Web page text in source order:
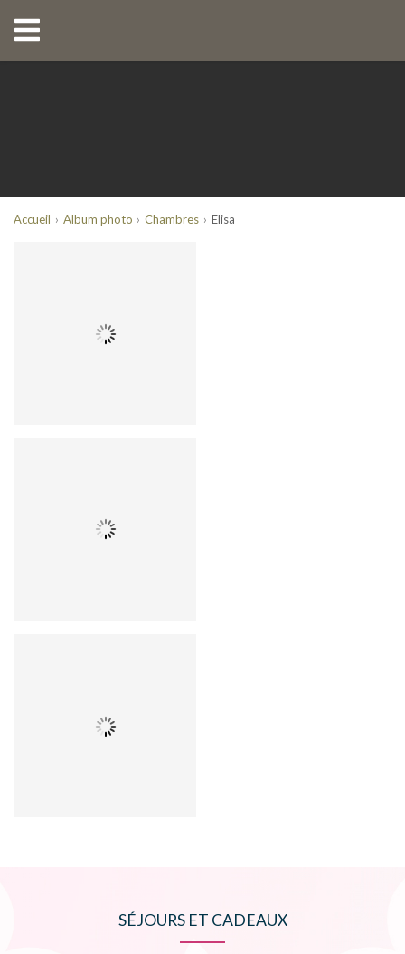
Accueil Album photo Chambres Elisa
SÉJOURS ET CADEAUX